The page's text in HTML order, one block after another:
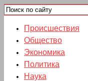
Происшествия
Общество
Экономика
Политика
Наука